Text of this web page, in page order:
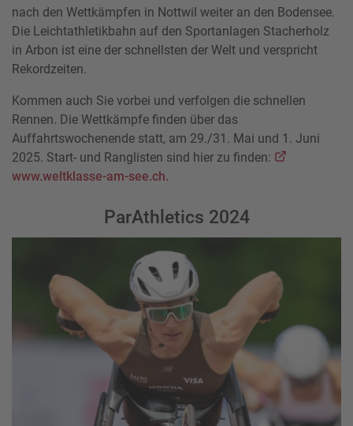
nach den Wettkämpfen in Nottwil weiter an den Bodensee.
Die Leichtathletikbahn auf den Sportanlagen Stacherholz
in Arbon ist eine der schnellsten der Welt und verspricht
Rekordzeiten.
Kommen auch Sie vorbei und verfolgen die schnellen
Rennen. Die Wettkämpfe finden über das
Auffahrtswochenende statt, am 29./31. Mai und 1. Juni
2025. Start- und Ranglisten sind hier zu finden:
www.weltklasse-am-see.ch.
ParAthletics 2024